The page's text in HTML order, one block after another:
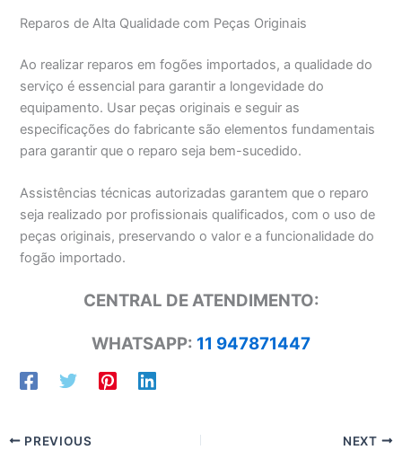
Reparos de Alta Qualidade com Peças Originais
Ao realizar reparos em fogões importados, a qualidade do
serviço é essencial para garantir a longevidade do
equipamento. Usar peças originais e seguir as
especificações do fabricante são elementos fundamentais
para garantir que o reparo seja bem-sucedido.
Assistências técnicas autorizadas garantem que o reparo
seja realizado por profissionais qualificados, com o uso de
peças originais, preservando o valor e a funcionalidade do
fogão importado.
CENTRAL DE ATENDIMENTO:
WHATSAPP: 11 947871447
PREVIOUS NEXT